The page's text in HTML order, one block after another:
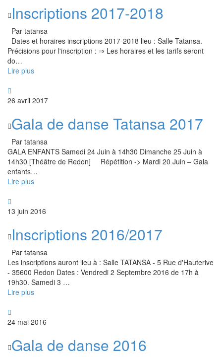
Inscriptions 2017-2018
Par tatansa
Dates et horaires inscriptions 2017-2018 lieu : Salle Tatansa.
Précisions pour l'inscription : ⇒ Les horaires et les tarifs seront
do…
Lire plus
26 avril 2017
Gala de danse Tatansa 2017
Par tatansa
GALA ENFANTS Samedi 24 Juin à 14h30 Dimanche 25 Juin à
14h30 [Théâtre de Redon] Répétition -> Mardi 20 Juin – Gala
enfants…
Lire plus
13 juin 2016
Inscriptions 2016/2017
Par tatansa
Les inscriptions auront lieu à : Salle TATANSA - 5 Rue d'Hauterive
- 35600 Redon Dates : Vendredi 2 Septembre 2016 de 17h à
19h30. Samedi 3 …
Lire plus
24 mai 2016
Gala de danse 2016